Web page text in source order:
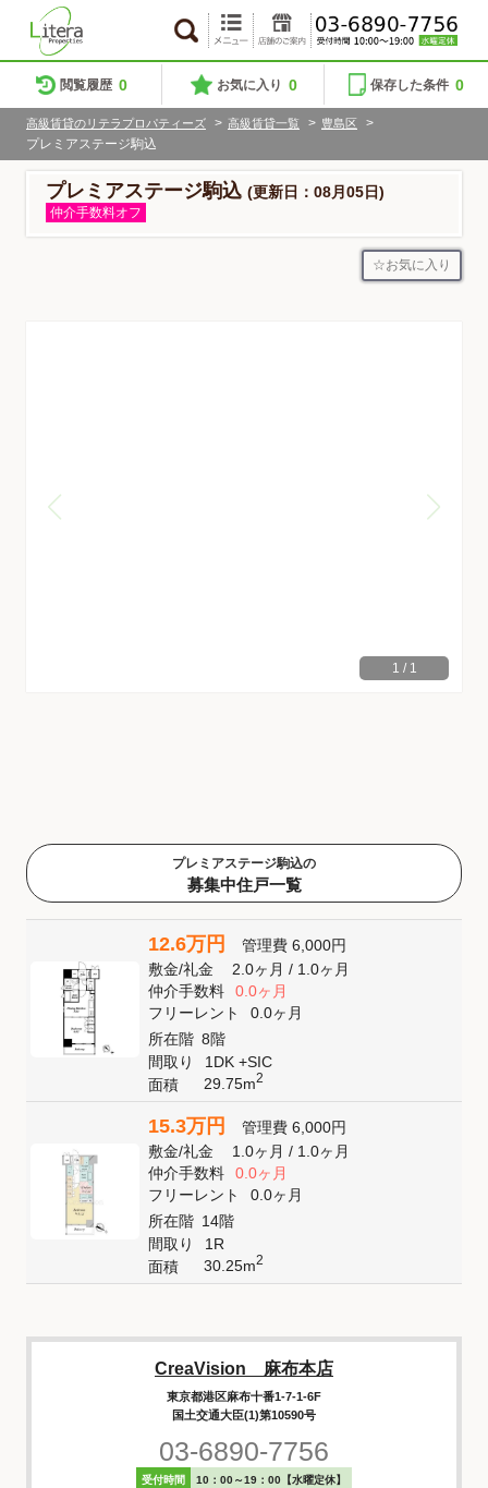
閲覧履歴 0 お気に入り 0 保存した条件 0
高級賃貸のリテラプロパティーズ > 高級賃貸一覧 > 豊島区
>
プレミアステージ駒込
プレミアステージ駒込 (更新日：08月05日)
仲介手数料オフ
お気に入り
1 / 1
プレミアステージ駒込の
募集中住戸一覧
12.6万円 管理費 6,000円
敷金/礼金 2.0ヶ月/ 1.0ヶ月
仲介手数料
0.0ヶ月
フリーレント
0.0ヶ月
所在階 8階
間取り
1DK +SIC
面積
29.75m2
15.3万円 管理費 6,000円
敷金/礼金 1.0ヶ月/ 1.0ヶ月
仲介手数料
0.0ヶ月
フリーレント
0.0ヶ月
所在階 14階
間取り
1R
面積
30.25m2
CreaVision 麻布本店
東京都港区麻布十番1-7-1-6F
国土交通大臣(1)第10590号
03-6890-7756
受付時間 10：00～19：00【水曜定休】